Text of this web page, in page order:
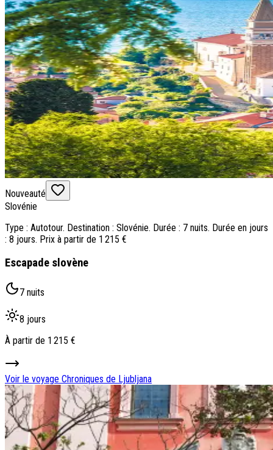
Nouveauté
Slovénie
Type : Autotour. Destination : Slovénie. Durée : 7 nuits. Durée en jours
: 8 jours. Prix à partir de 1 215 €
Escapade slovène
7 nuits
8 jours
À partir de 1 215 €
Voir le voyage Chroniques de Ljubljana